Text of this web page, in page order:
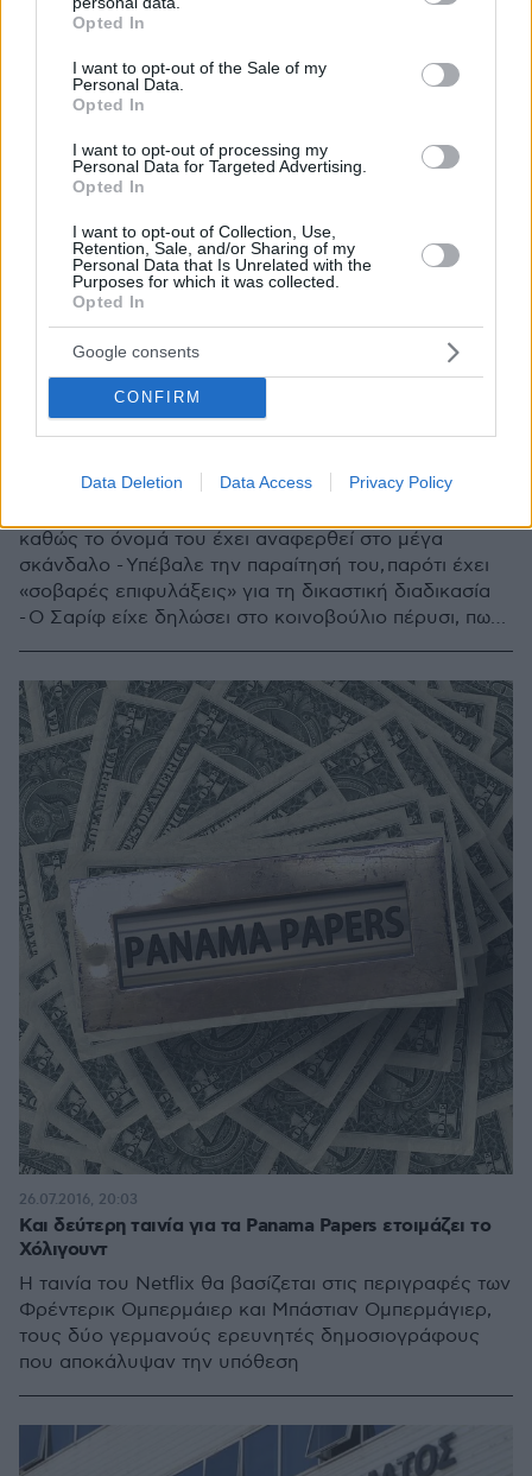
grant or deny consent to Google and its third-party tags to
use your data for below specified purposes in below Google
consent section.
Opted In
I want to opt-out of the Sale of my
Personal Data.
Opted In
I want to opt-out of processing my
Personal Data for Targeted Advertising.
Opted In
I want to opt-out of Collection, Use,
Retention, Sale, and/or Sharing of my
Personal Data that Is Unrelated with the
Purposes for which it was collected.
Opted In
Google consents
CONFIRM
Data Deletion Data Access Privacy Policy
διεφθαρμένο πρωθυπουργό Σαρίφ
καθώς το όνομά του έχει αναφερθεί στο μέγα
σκάνδαλο - Υπέβαλε την παραίτησή του, παρότι έχει
«σοβαρές επιφυλάξεις» για τη δικαστική διαδικασία
- Ο Σαρίφ είχε δηλώσει στο κοινοβούλιο πέρυσι, πως
Και δεύτερη ταινία για τα Panama Papers ετοιμάζει το
Χόλιγουντ
Η ταινία του Netflix θα βασίζεται στις περιγραφές των
Φρέντερικ Ομπερμάιερ και Μπάστιαν Ομπερμάγιερ,
τους δύο γερμανούς ερευνητές δημοσιογράφους
που αποκάλυψαν την υπόθεση
26.07.2016, 20:03